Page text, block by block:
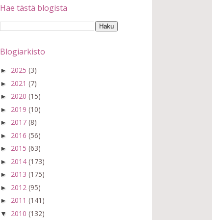
Hae tästä blogista
Blogiarkisto
► 2025 (3)
► 2021 (7)
► 2020 (15)
► 2019 (10)
► 2017 (8)
► 2016 (56)
► 2015 (63)
► 2014 (173)
► 2013 (175)
► 2012 (95)
► 2011 (141)
▼ 2010 (132)